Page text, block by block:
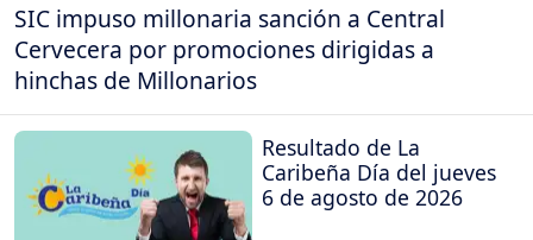
SIC impuso millonaria sanción a Central
Cervecera por promociones dirigidas a
hinchas de Millonarios
Resultado de La
Caribeña Día del jueves
6 de agosto de 2026